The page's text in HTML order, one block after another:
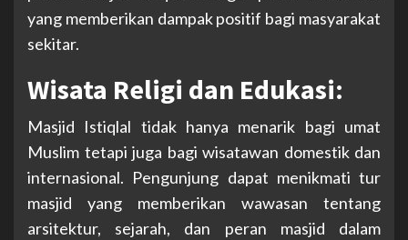
yang memberikan dampak positif bagi masyarakat
sekitar.
Wisata Religi dan Edukasi:
Masjid Istiqlal tidak hanya menarik bagi umat
Muslim tetapi juga bagi wisatawan domestik dan
internasional. Pengunjung dapat menikmati tur
masjid yang memberikan wawasan tentang
arsitektur, sejarah, dan peran masjid dalam